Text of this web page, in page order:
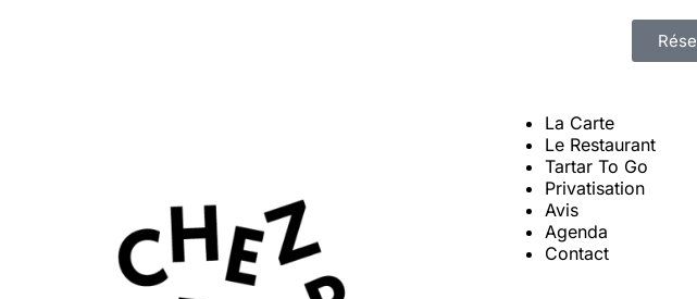
La Carte
Le Restaurant
Tartar To Go
Privatisation
Avis
Agenda
Contact